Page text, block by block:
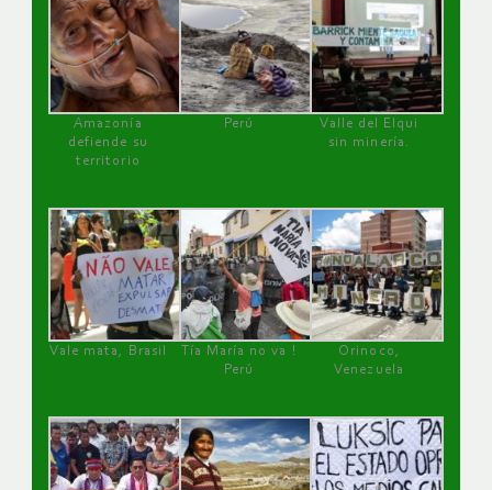
Amazonía
defiende su
territorio
Perú
Valle del Elqui
sin minería.
Vale mata, Brasil
Tía María no va !
Perú
Orinoco,
Venezuela